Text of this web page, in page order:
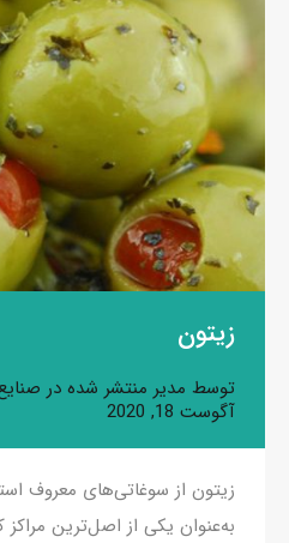
زیتون
توسط مدیر منتشر شده در
آگوست 18, 2020
زیتون از سوغاتی‌های معروف
به‌عنوان یکی از اصل‌ترین